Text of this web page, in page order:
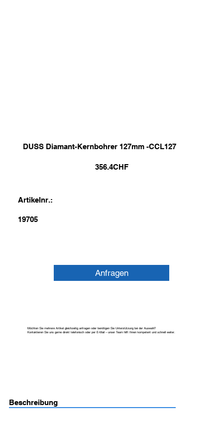
DUSS Diamant-Kernbohrer 127mm -CCL127
356.4CHF
Artikelnr.:
19705
Anfragen
Möchten Sie mehrere Artikel gleichzeitig anfragen oder benötigen Sie Unterstützung bei der Auswahl?
Kontaktieren Sie uns gerne direkt telefonisch oder per E-Mail – unser Team hilft Ihnen kompetent und schnell weiter.
Beschreibung